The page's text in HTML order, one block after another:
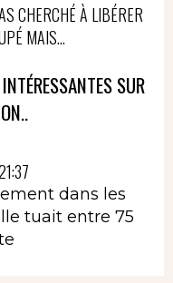
CHERCHÉ À LIBÉRER
MAIS...
SUR
dans les
tuait entre 75